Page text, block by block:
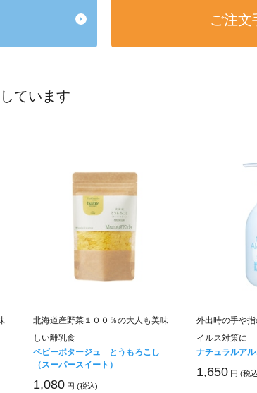
ご注文
ています
北海道産野菜１００％の大人も美味
しい離乳食
ベビーポタージュ とうもろこし
（スーパースイート）
1,080 円 (税込)
外出時の手や
イルス対策に
ナチュラルア
1,650 円 (税